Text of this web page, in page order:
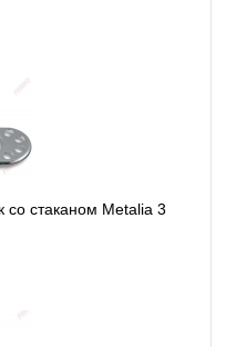
со стаканом Metalia 3